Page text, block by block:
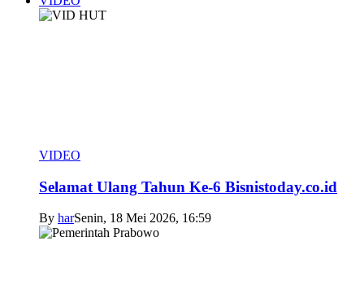
VIDEO
Selamat Ulang Tahun Ke-6 Bisnistoday.co.id
By harSenin, 18 Mei 2026, 16:59